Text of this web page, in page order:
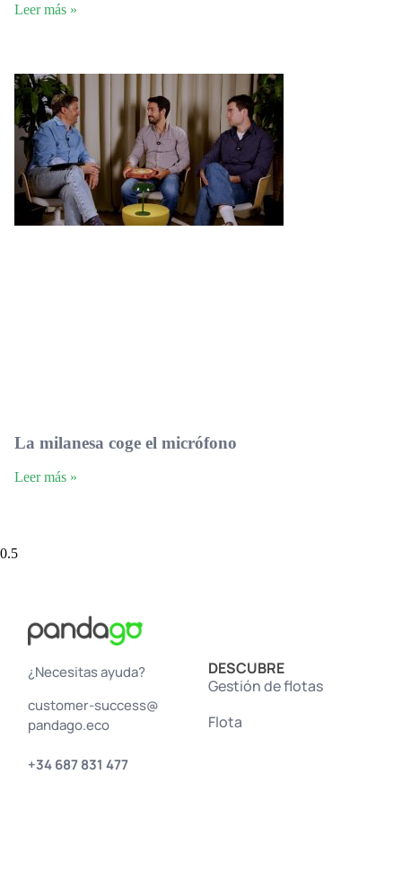
Leer más »
La milanesa coge el micrófono
Leer más »
¿Necesitas ayuda?
customer-success@
pandago.eco
+34 687 831 477
DESCUBRE
Gestión de flotas
Flota